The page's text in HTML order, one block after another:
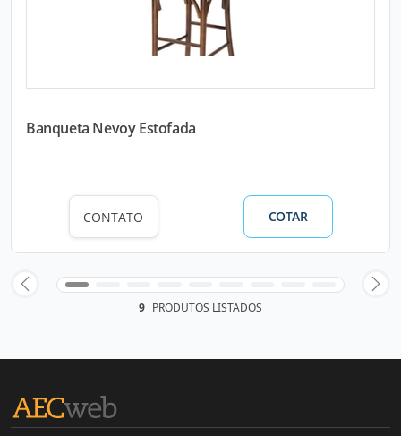
Banqueta Nevoy Estofada
CONTATO COTAR
9 PRODUTOS LISTADOS